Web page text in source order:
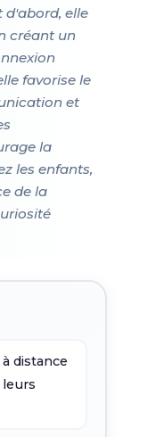
d'abord, elle
créant un
favorise le
et
la
les enfants,
de la
distance